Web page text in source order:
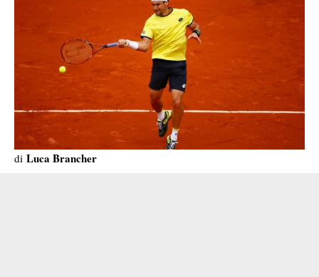
di Luca Brancher